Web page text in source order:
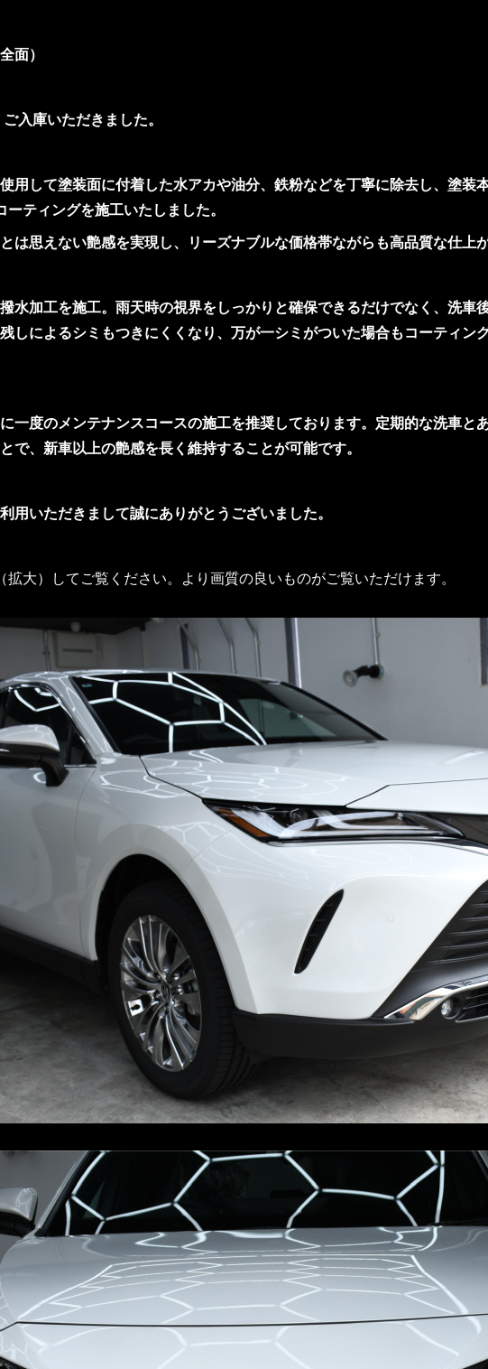
面）
入庫いただきました。
用して塗装面に付着した水アカや油分、鉄粉などを丁寧に除去し、塗装
ティングを施工いたしました。
は思えない艶感を実現し、リーズナブルな価格帯ながらも高品質な仕上
水加工を施工。雨天時の視界をしっかりと確保できるだけでなく、洗車
しによるシミもつきにくくなり、万が一シミがついた場合もコーティン
一度のメンテナンスコースの施工を推奨しております。定期的な洗車と
で、新車以上の艶感を長く維持することが可能です。
用いただきまして誠にありがとうございました。
大）してご覧ください。より画質の良いものがご覧いただけます。